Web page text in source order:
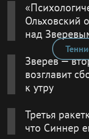
Ольховский
над
Зверев —
возглавит
к утру
Третья
что Синнер